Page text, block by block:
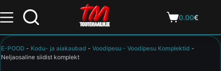
0.00€
E-POOD - Kodu- ja aiakaubad - Voodipesu - Voodipesu Komplektid -
Neljaosaline siidist komplekt